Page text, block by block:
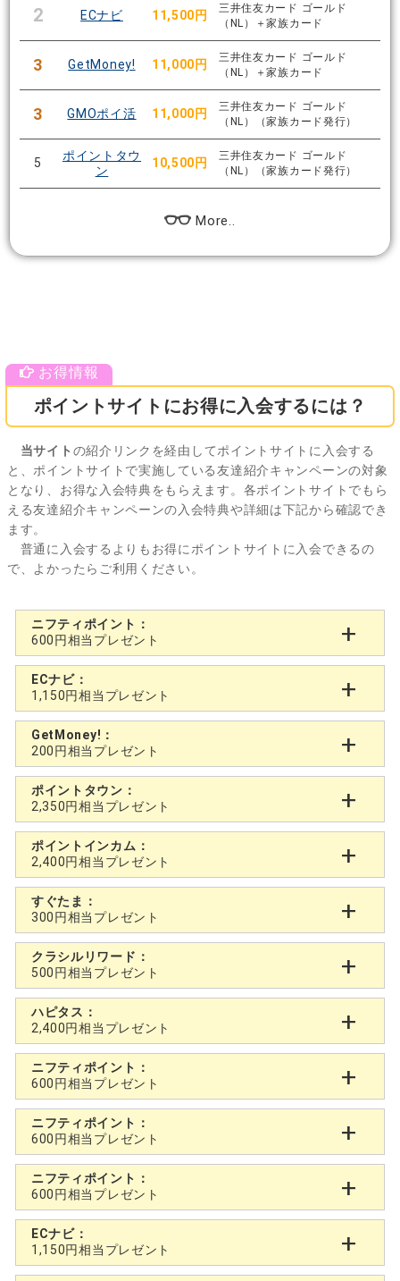
2 ECナビ 11,500円
三井住友カード ゴールド
（NL）＋家族カード
3 GetMoney! 11,000円
三井住友カード ゴールド
（NL）＋家族カード
3 GMOポイ活 11,000円
三井住友カード ゴールド
（NL）（家族カード発行）
5
ポイントタウ
ン
10,500円
三井住友カード ゴールド
（NL）（家族カード発行）
More..
ポイントサイトにお得に入会するには？
当サイト の紹介リンクを経由してポイントサイトに入会する
と、ポイントサイトで実施している友達紹介キャンペーンの対象
となり、お得な入会特典をもらえます。各ポイントサイトでもら
える友達紹介キャンペーンの入会特典や詳細は下記から確認でき
ます。
普通に入会するよりもお得にポイントサイトに入会できるの
で、よかったらご利用ください。
ニフティポイント：
600円相当プレゼント
ECナビ：
1,150円相当プレゼント
GetMoney!：
200円相当プレゼント
ポイントタウン：
2,350円相当プレゼント
ポイントインカム：
2,400円相当プレゼント
すぐたま：
300円相当プレゼント
クラシルリワード：
500円相当プレゼント
ハピタス：
2,400円相当プレゼント
ニフティポイント：
600円相当プレゼント
ニフティポイント：
600円相当プレゼント
ニフティポイント：
600円相当プレゼント
ECナビ：
1,150円相当プレゼント